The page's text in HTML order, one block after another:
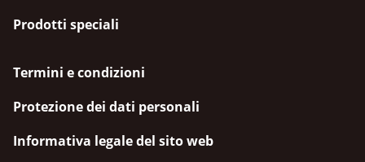
Prodotti speciali
Termini e condizioni
Protezione dei dati personali
Informativa legale del sito web